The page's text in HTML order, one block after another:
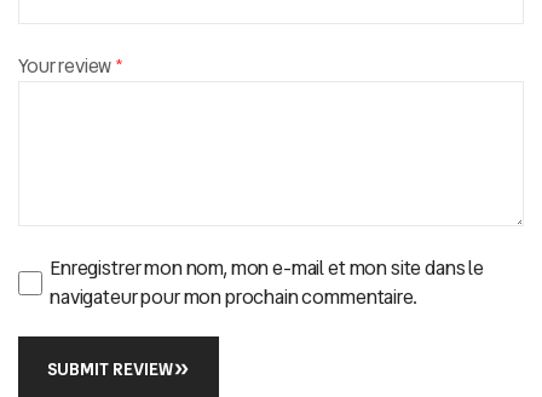
Your review*
Enregistrer mon nom, mon e-mail et mon site dans le
navigateur pour mon prochain commentaire.
SUBMIT REVIEW